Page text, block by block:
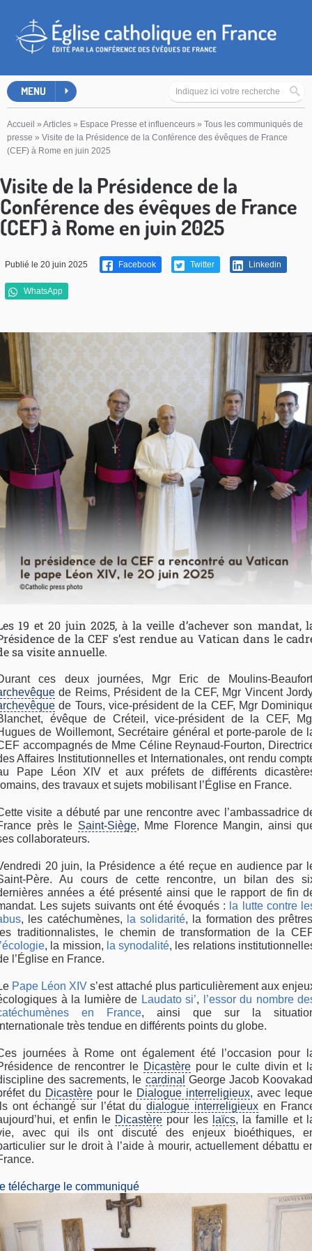
MENU
Accueil » Articles » Espace Presse et influenceurs » Tous les communiqués de
presse » Visite de la Présidence de la Conférence des évêques de France
(CEF) à Rome en juin 2025
Visite de la Présidence de la
Conférence des évêques de France
(CEF) à Rome en juin 2025
Publié le 20 juin 2025 Facebook Twitter Linkedin
WhatsApp
19 et 20 juin 2025, à la veille d’achever son mandat,
de la CEF s’est rendue au Vatican dans le
sa visite annuelle.
ces deux journées, Mgr Eric de Moulins-
de Reims, Président de la CEF, Mgr Vincent
de Tours, vice-président de la CEF, Mgr
évêque de Créteil, vice-président de la CEF,
de Woillemont, Secrétaire général et porte-parole de
accompagnés de Mme Céline Reynaud-Fourton,
Affaires Institutionnelles et Internationales, ont rendu
Pape Léon XIV et aux préfets de différents
des travaux et sujets mobilisant l’Église en France.
visite a débuté par une rencontre avec l’ambassadrice
près le Saint-Siège, Mme Florence Mangin, ainsi
collaborateurs.
20 juin, la Présidence a été reçue en audience par
Père. Au cours de cette rencontre, un bilan des
années a été présenté ainsi que le rapport de fin
Les sujets suivants ont été évoqués : la lutte contre
, les catéchumènes, la solidarité, la formation des
traditionnalistes, le chemin de transformation de la
, la mission, la synodalité, les relations
l’Église en France.
Pape Léon XIV s’est attaché plus particulièrement aux
à la lumière de Laudato si’,
l’essor du nombre
en France, ainsi que sur la
très tendue en différents points du globe.
journées à Rome ont également été l’occasion pour
de rencontrer le Dicastèrepour le culte divin et
des sacrements, le cardinal George Jacob
du Dicastère pour le Dialogue interreligieux, avec
ont échangé sur l’état dudialogue interreligieux en
et enfin le Dicastère pour les laïcs, la famille et
avec qui ils ont discuté des enjeux bioéthiques,
sur le droit à l’aide à mourir, actuellement débattu
télécharge le communiqué